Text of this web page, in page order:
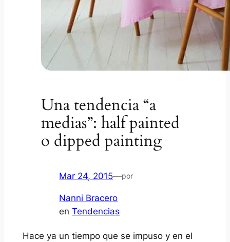
Una tendencia “a
medias”: half painted
o dipped painting
Mar 24, 2015—por
Nanni Bracero
enTendencias
Hace ya un tiempo que se impuso y en el